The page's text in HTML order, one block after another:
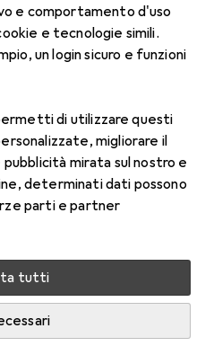
e comportamento d'uso
e tecnologie simili.
un login sicuro e funzioni
di utilizzare questi
migliorare il
mirata sul nostro e
determinati dati possono
parti e partner
tutti
per
Torico
17/8
il fornitore